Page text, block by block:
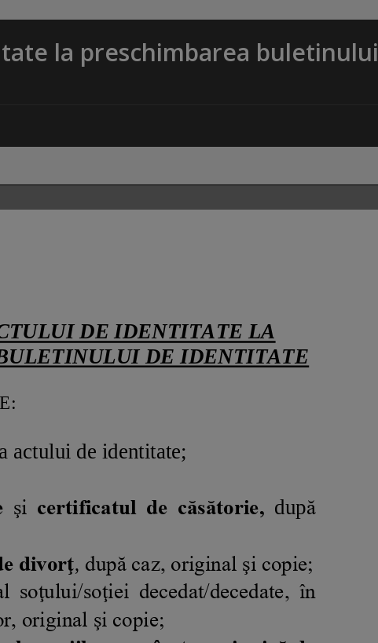
la preschimbarea buletinului